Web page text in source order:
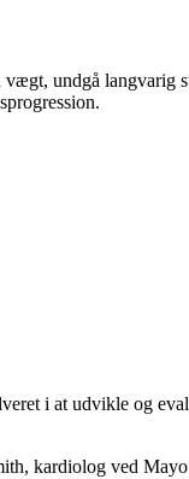
undgå langvarig
i at udvikle og
kardiolog ved